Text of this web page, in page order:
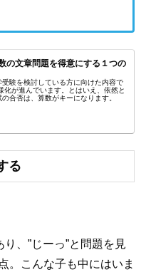
の文章問題を得意にする１つの
験を検討している方に向けた内容で
化が進んでいます。とはいえ、依然と
合否は、算数がキーになります。
る
、”じーっ”と問題を見
。こんな子も中にはいま